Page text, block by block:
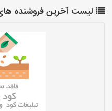
لیست آخرین فروشنده